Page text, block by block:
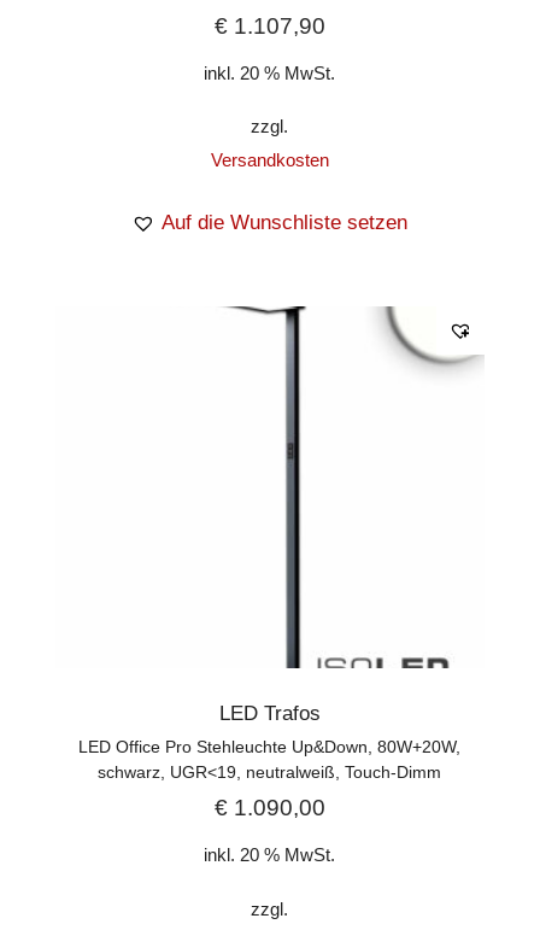
€1.107,90
inkl. 20 % MwSt.
zzgl.
Versandkosten
Auf die Wunschliste setzen
LED Trafos
LED Office Pro Stehleuchte Up&Down, 80W+20W,
schwarz, UGR<19, neutralweiß, Touch-Dimm
€1.090,00
inkl. 20 % MwSt.
zzgl.